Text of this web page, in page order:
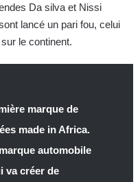
Da silva et Nissi
lancé un pari fou, celui
le continent.
marque de
made in Africa.
automobile
va créer de